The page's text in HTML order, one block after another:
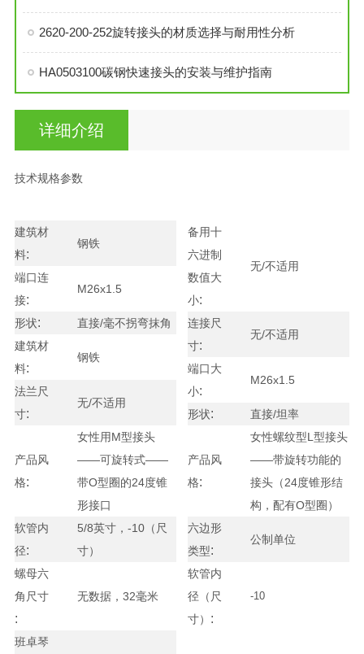
2620-200-252旋转接头的材质选择与耐用性分析
HA0503100碳钢快速接头的安装与维护指南
详细介绍
技术规格参数
建筑材
料:
钢铁
端口连
接:
M26x1.5
形状:
直接/毫不拐弯抹角
建筑材
料:
钢铁
法兰尺
寸:
无/不适用
产品风
格:
女性用M型接头
——可旋转式——
带O型圈的24度锥
形接口
软管内
径:
5/8英寸，-10（尺
寸）
螺母六
角尺寸
:
无数据，32毫米
班卓琴
备用十
六进制
数值大
小:
无/不适用
连接尺
寸:
无/不适用
端口大
小:
M26x1.5
形状: 直接/坦率
产品风
格:
女性螺纹型L型接头
——带旋转功能的
接头（24度锥形结
构，配有O型圈）
六边形
类型:
公制单位
软管内
径（尺
寸） :
-10